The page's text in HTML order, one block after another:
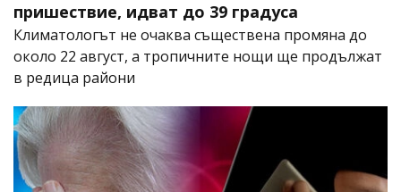
пришествие, идват до 39 градуса
Климатологът не очаква съществена промяна до
около 22 август, а тропичните нощи ще продължат
в редица райони